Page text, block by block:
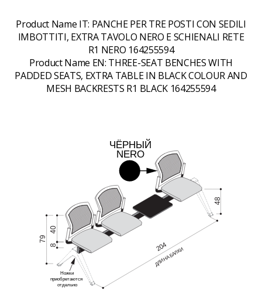
Product Name IT: PANCHE PER TRE POSTI CON SEDILI
IMBOTTITI, EXTRA TAVOLO NERO E SCHIENALI RETE
R1 NERO 164255594
Product Name EN: THREE-SEAT BENCHES WITH
PADDED SEATS, EXTRA TABLE IN BLACK COLOUR AND
MESH BACKRESTS R1 BLACK 164255594